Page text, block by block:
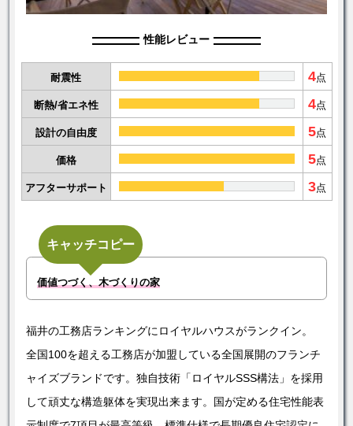
性能レビュー
耐震性 4点
断熱/省エネ性 4点
設計の自由度 5点
価格 5点
アフターサポート 3点
キャッチコピー
価値つづく、木づくりの家
福井の工務店ランキングにロイヤルハウスがランクイン。
全国100を超える工務店が加盟している全国展開のフランチ
ャイズブランドです。独自技術「ロイヤルSSS構法」を採用
して頑丈な構造躯体を実現出来ます。国が定める住宅性能表